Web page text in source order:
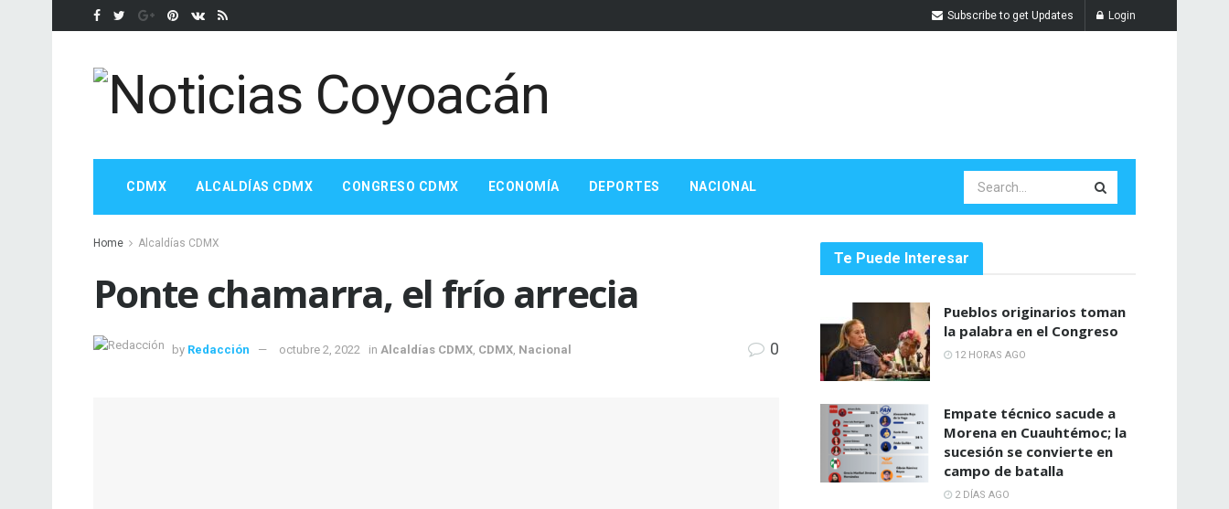
Subscribe to get Updates Login
CDMX ALCALDÍAS CDMX CONGRESO CDMX ECONOMÍA DEPORTES NACIONAL
Home Alcaldías CDMX
Ponte chamarra, el frío arrecia
by Redacción octubre 2, 2022 in Alcaldías CDMX CDMX Nacional 0
Te Puede Interesar
Pueblos originarios toman
la palabra en el Congreso
12 HORAS AGO
Empate técnico sacude a
Morena en Cuauhtémoc; la
sucesión se convierte en
campo de batalla
2 DÍAS AGO